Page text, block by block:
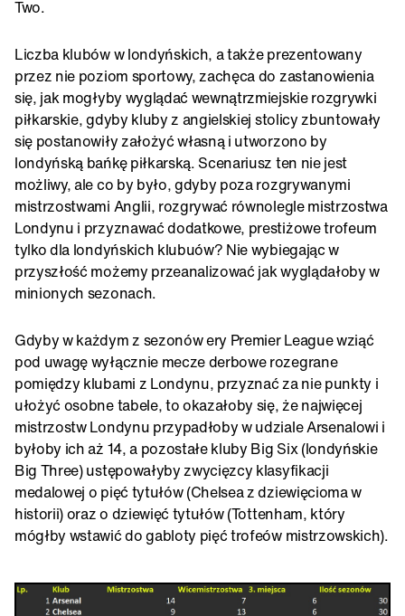
Two.
Liczba klubów w londyńskich, a także prezentowany
przez nie poziom sportowy, zachęca do zastanowienia
się, jak mogłyby wyglądać wewnątrzmiejskie rozgrywki
piłkarskie, gdyby kluby z angielskiej stolicy zbuntowały
się postanowiły założyć własną i utworzono by
londyńską bańkę piłkarską. Scenariusz ten nie jest
możliwy, ale co by było, gdyby poza rozgrywanymi
mistrzostwami Anglii, rozgrywać równolegle mistrzostwa
Londynu i przyznawać dodatkowe, prestiżowe trofeum
tylko dla londyńskich klubuów? Nie wybiegając w
przyszłość możemy przeanalizować jak wyglądałoby w
minionych sezonach.
Gdyby w każdym z sezonów ery Premier League wziąć
pod uwagę wyłącznie mecze derbowe rozegrane
pomiędzy klubami z Londynu, przyznać za nie punkty i
ułożyć osobne tabele, to okazałoby się, że najwięcej
mistrzostw Londynu przypadłoby w udziale Arsenalowi i
byłoby ich aż 14, a pozostałe kluby Big Six (londyńskie
Big Three) ustępowałyby zwycięzcy klasyfikacji
medalowej o pięć tytułów (Chelsea z dziewięcioma w
historii) oraz o dziewięć tytułów (Tottenham, który
mógłby wstawić do gabloty pięć trofeów mistrzowskich).